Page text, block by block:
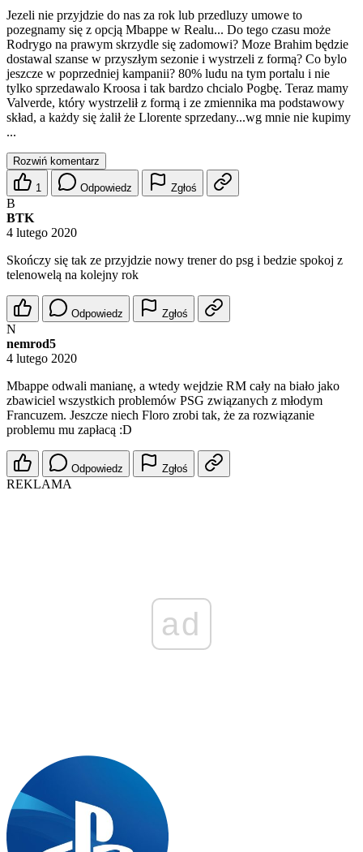
Jezeli nie przyjdzie do nas za rok lub przedluzy umowe to
pozegnamy się z opcją Mbappe w Realu... Do tego czasu może
Rodrygo na prawym skrzydle się zadomowi? Moze Brahim będzie
dostawal szanse w przyszłym sezonie i wystrzeli z formą? Co bylo
jeszcze w poprzedniej kampanii? 80% ludu na tym portalu i nie
tylko sprzedawalo Kroosa i tak bardzo chcialo Pogbę. Teraz mamy
Valverde, który wystrzelił z formą i ze zmiennika ma podstawowy
skład, a każdy się żalił że Llorente sprzedany...wg mnie nie kupimy
...
Rozwiń komentarz
1 Odpowiedz Zgłoś
B
BTK
4 lutego 2020
Skończy się tak ze przyjdzie nowy trener do psg i bedzie spokoj z
telenowelą na kolejny rok
Odpowiedz Zgłoś
N
nemrod5
4 lutego 2020
Mbappe odwali manianę, a wtedy wejdzie RM cały na biało jako
zbawiciel wszystkich problemów PSG związanych z młodym
Francuzem. Jeszcze niech Floro zrobi tak, że za rozwiązanie
problemu mu zapłacą :D
Odpowiedz Zgłoś
REKLAMA
ad